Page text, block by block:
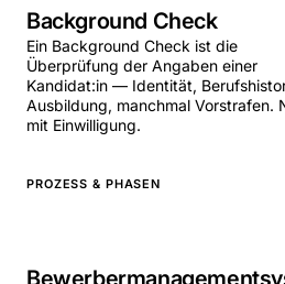
Background Check
Ein Background Check ist die
Überprüfung der Angaben einer
Kandidat:in — Identität,
Ausbildung, manchmal Vorstrafen.
mit Einwilligung.
PROZESS & PHASEN